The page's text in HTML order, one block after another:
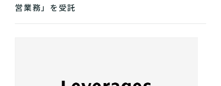
営業務」を受託